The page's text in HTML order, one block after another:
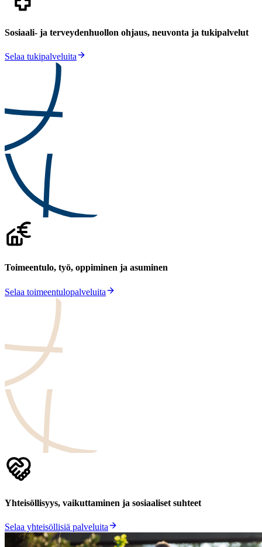
Sosiaali- ja terveydenhuollon ohjaus, neuvonta ja tukipalvelut
Selaa tukipalveluita
Toimeentulo, työ, oppiminen ja asuminen
Selaa toimeentulopalveluita
Yhteisöllisyys, vaikuttaminen ja sosiaaliset suhteet
Selaa yhteisöllisiä palveluita